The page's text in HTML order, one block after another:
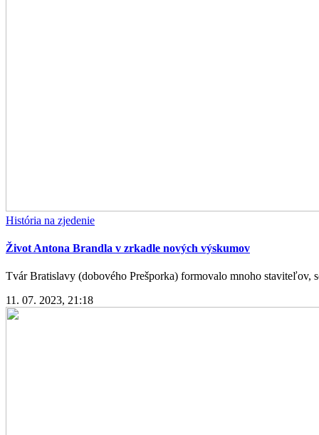
História na zjedenie
Život Antona Brandla v zrkadle nových výskumov
Tvár Bratislavy (dobového Prešporka) formovalo mnoho staviteľov,
11. 07. 2023, 21:18